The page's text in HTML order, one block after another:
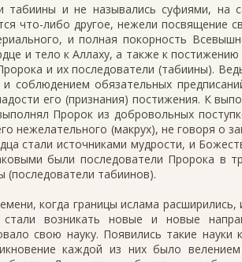
табиины и не назывались суфиями,
что-либо другое, нежели посвящение
и полная покорность
и тело к Аллаху, а также к
и их последователи (табиины).
соблюдением обязательных
его (признания) постижения. К
Пророк из добровольных
нежелательного (макрух), не говоря о
стали источниками мудрости, и
были последователи Пророка в
(последователи табиинов).
когда границы ислама
возникать новые и новые
свою науку. Появились такие
каждой из них было